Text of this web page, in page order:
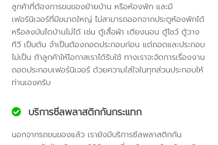
ลูกค้าที่ต้องการขนของย้ายบ้าน หรือห้องพัก และมี
เฟอร์นิเจอร์ที่มีขนาดใหญ่ ไม่สามารถออกจากประตูห้องพักได้
หรือลงบันไดบ้านไม่ได้ เช่น ตู้เสื้อผ้า เตียงนอน ตู้โชว์ ตู้วาง
ทีวี เป็นต้น จำเป็นต้องถอดประกอบก่อน แต่ถอดและประกอบ
ไม่เป็น ถ้าลูกค้าให้โอกาสเราได้รับใช้ ทางเราจะจัดการเรื่องงาน
ถอดประกอบเฟอร์นิเจอร์ ด้วยความใส่ใจในทุกส่วนประกอบให้
ท่านเองครับ
บริการซีลพลาสติกกันกระแทก
นอกจากรถขนของแล้ว เรายังมีบริการซีลพลาสติกกัน